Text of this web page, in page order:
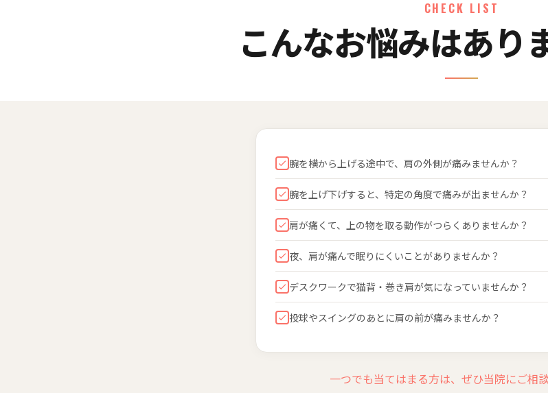
CHECK LIST
こんなお悩みはあり
腕を横から上げる途中で、肩の外側が痛みませんか？
腕を上げ下げすると、特定の角度で痛みが出ませんか？
肩が痛くて、上の物を取る動作がつらくありませんか？
夜、肩が痛んで眠りにくいことがありませんか？
デスクワークで猫背・巻き肩が気になっていませんか？
投球やスイングのあとに肩の前が痛みませんか？
一つでも当てはまる方は、ぜひ当院にご相